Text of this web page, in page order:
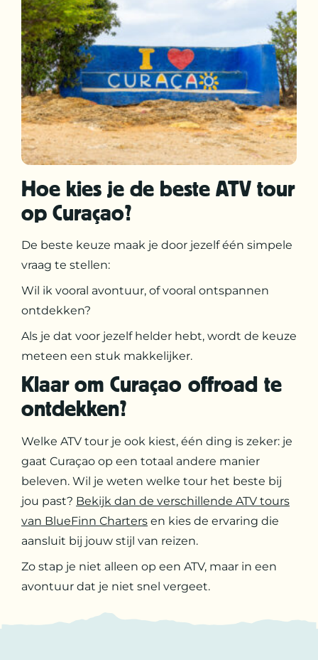
Hoe kies je de beste ATV tour
op Curaçao?
De beste keuze maak je door jezelf één simpele
vraag te stellen:
Wil ik vooral avontuur, of vooral ontspannen
ontdekken?
Als je dat voor jezelf helder hebt, wordt de keuze
meteen een stuk makkelijker.
Klaar om Curaçao offroad te
ontdekken?
Welke ATV tour je ook kiest, één ding is zeker: je
gaat Curaçao op een totaal andere manier
beleven. Wil je weten welke tour het beste bij
jou past? Bekijk dan de verschillende ATV tours
van BlueFinn Charters en kies de ervaring die
aansluit bij jouw stijl van reizen.
Zo stap je niet alleen op een ATV, maar in een
avontuur dat je niet snel vergeet.